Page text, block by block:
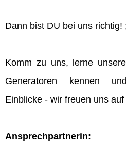
Dann bist DU bei uns richtig!
Komm zu uns, lerne
Generatoren kennen
Einblicke - wir freuen uns
Ansprechpartnerin: